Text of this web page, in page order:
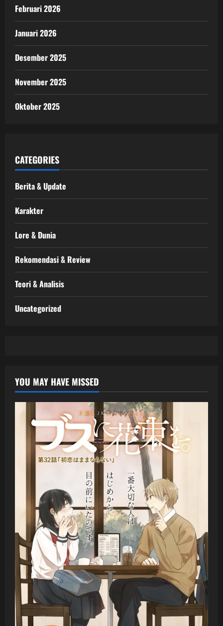
Februari 2026
Januari 2026
Desember 2025
November 2025
Oktober 2025
CATEGORIES
Berita & Update
Karakter
Lore & Dunia
Rekomendasi & Review
Teori & Analisis
Uncategorized
YOU MAY HAVE MISSED